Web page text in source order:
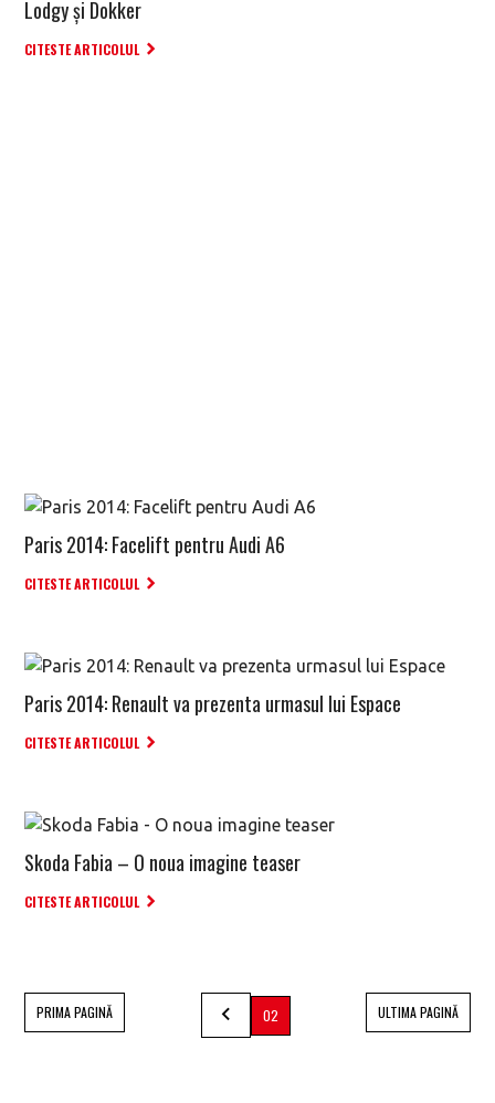
Lodgy și Dokker
CITESTE ARTICOLUL
Paris 2014: Facelift pentru Audi A6
CITESTE ARTICOLUL
Paris 2014: Renault va prezenta urmasul lui Espace
CITESTE ARTICOLUL
Skoda Fabia – O noua imagine teaser
CITESTE ARTICOLUL
PRIMA PAGINĂ 02 ULTIMA PAGINĂ